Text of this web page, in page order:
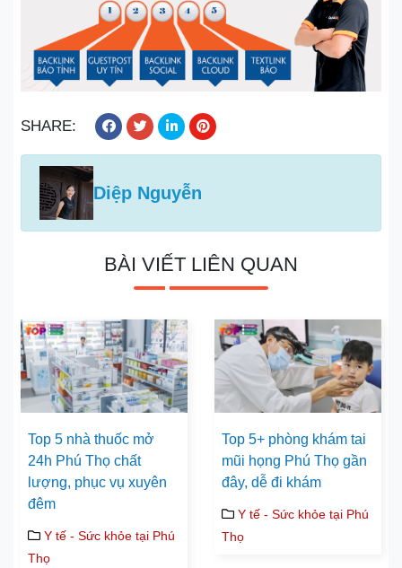
SHARE:
Diệp Nguyễn
BÀI VIẾT LIÊN QUAN
Top 5 nhà thuốc mở
24h Phú Thọ chất
lượng, phục vụ xuyên
đêm
Y tế - Sức khỏe tại Phú
Thọ
Top 5+ phòng khám tai
mũi họng Phú Thọ gần
đây, dễ đi khám
Y tế - Sức khỏe tại Phú
Thọ